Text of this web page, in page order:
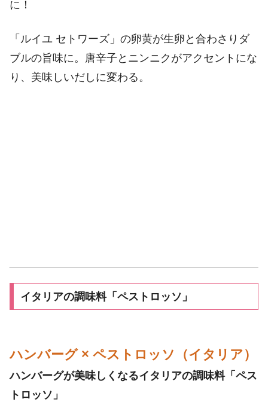
に！
「ルイユ セトワーズ」の卵黄が生卵と合わさりダ
ブルの旨味に。唐辛子とニンニクがアクセントにな
り、美味しいだしに変わる。
イタリアの調味料「ペストロッソ」
ハンバーグ × ペストロッソ（イタリア）
ハンバーグが美味しくなるイタリアの調味料「ペス
トロッソ」